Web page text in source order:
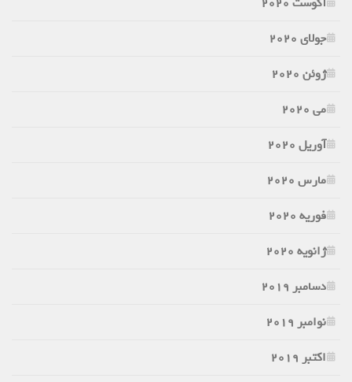
جولای 2020
ژوئن 2020
می 2020
آوریل 2020
مارس 2020
فوریه 2020
ژانویه 2020
دسامبر 2019
نوامبر 2019
اکتبر 2019